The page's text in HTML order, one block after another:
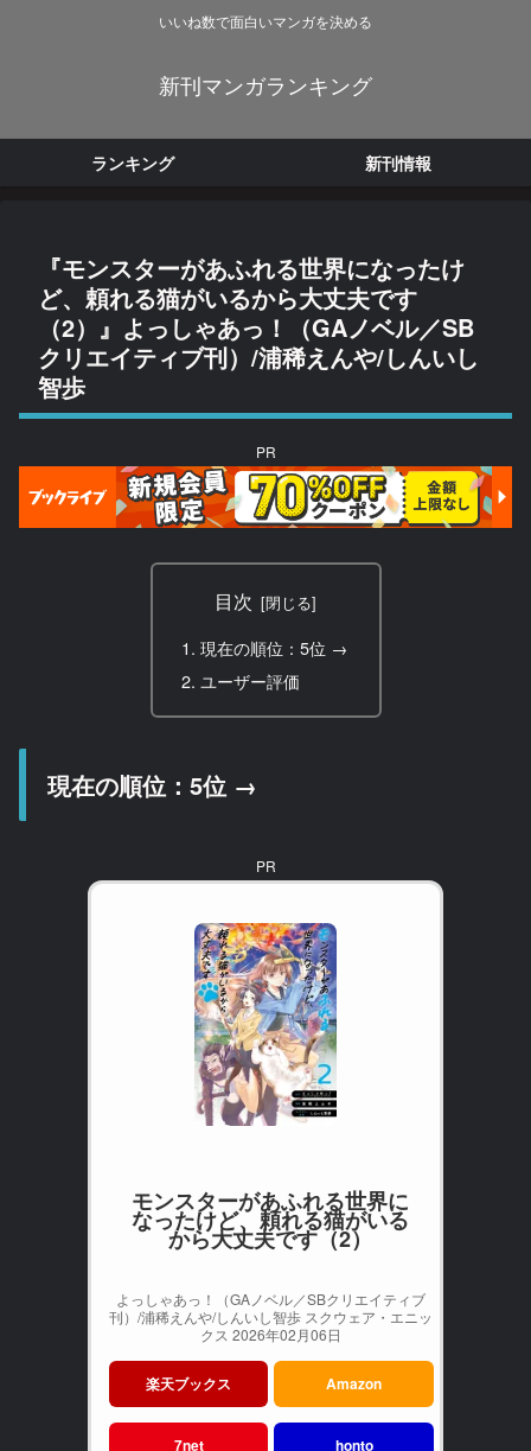
いいね数で面白いマンガを決める
新刊マンガランキング
ランキング 新刊情報
『モンスターがあふれる世界になったけ
ど、頼れる猫がいるから大丈夫です
（2）』よっしゃあっ！（GAノベル／SB
クリエイティブ刊）/浦稀えんや/しんいし
智歩
PR
目次
現在の順位：5位 →
ユーザー評価
現在の順位：5位 →
PR
モンスターがあふれる世界に
なったけど、頼れる猫がいる
から大丈夫です（2）
よっしゃあっ！（GAノベル／SBクリエイティブ
刊）/浦稀えんや/しんいし智歩 スクウェア・エニッ
クス 2026年02月06日
楽天ブックス Amazon
7net honto